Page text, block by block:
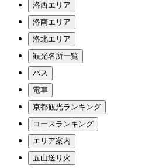
洛西エリア
洛南エリア
洛北エリア
観光名所一覧
バス
電車
京都観光ランキング
コースランキング
エリア案内
五山送り火